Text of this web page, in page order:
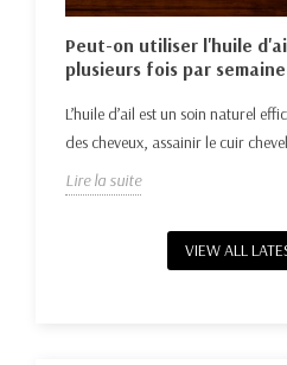
Peut-on utiliser l'huile
plusieurs fois par
L’huile d’ail est un soin naturel
des cheveux, assainir le cuir
Lire la suite
VIEW ALL